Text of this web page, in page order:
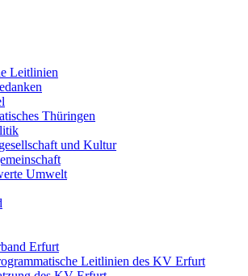
Leitlinien
Thüringen
und Kultur
Umwelt
Erfurt
Leitlinien des KV Erfurt